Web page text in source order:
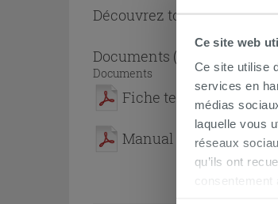
Ce site web
Ce site utilise
services en
médias
laquelle vous
réseaux
qu’ils ont
Découvrez toute la
Documents ( 1 - 2 sur 2 )
Documents
Fiche technique
Manual